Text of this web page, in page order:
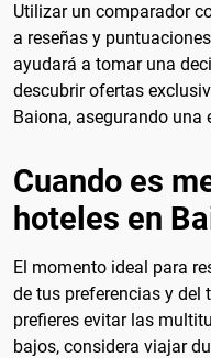
Utilizar un comparador
a reseñas y
ayudará a tomar una
descubrir ofertas
Baiona, asegurando
Cuando es
hoteles en
El momento ideal para
de tus preferencias y del
prefieres evitar las
bajos, considera viajar